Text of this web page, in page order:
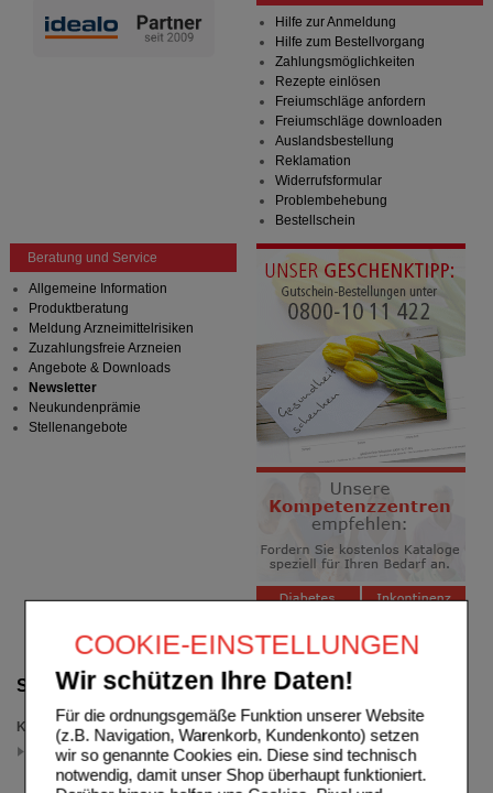
COOKIE-EINSTELLUNGEN
Wir schützen Ihre Daten!
Für die ordnungsgemäße Funktion unserer Website
(z.B. Navigation, Warenkorb, Kundenkonto) setzen
wir so genannte Cookies ein. Diese sind technisch
notwendig, damit unser Shop überhaupt funktioniert.
Suche verfeinern
Kategorien
Nicorette Cashback
(auswahl entfernen)
Hilfe zur Anmeldung
Hilfe zum Bestellvorgang
Zahlungsmöglichkeiten
Rezepte einlösen
Freiumschläge anfordern
Freiumschläge downloaden
Auslandsbestellung
Reklamation
Widerrufsformular
Problembehebung
Bestellschein
Beratung und Service
Allgemeine Information
Produktberatung
Meldung Arzneimittelrisiken
Zuzahlungsfreie Arzneien
Angebote & Downloads
Newsletter
Neukundenprämie
Stellenangebote